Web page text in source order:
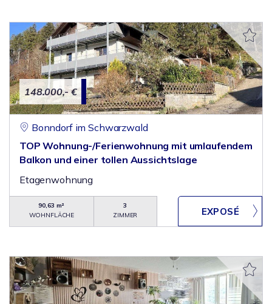
148.000,- €
Bonndorf im Schwarzwald
TOP Wohnung-/Ferienwohnung mit umlaufendem
Balkon und einer tollen Aussichtslage
Etagenwohnung
90,63 m²
WOHNFLÄCHE
3
ZIMMER